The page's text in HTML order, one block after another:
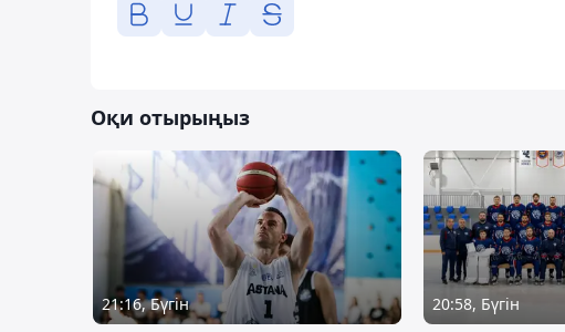
Оқи отырыңыз
21:16, Бүгін 20:58, Бүгін